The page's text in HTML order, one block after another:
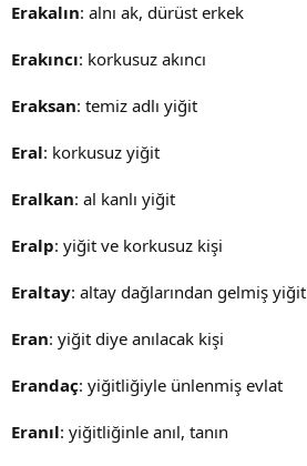
n
Erakalın: alnı ak, dürüst erkek
Erakıncı: korkusuz akıncı
Eraksan: temiz adlı yiğit
Eral: korkusuz yiğit
Eralkan: al kanlı yiğit
Eralp: yiğit ve korkusuz kişi
Eraltay: altay dağlarından gelmiş yiğit
Eran: yiğit diye anılacak kişi
Erandaç: yiğitliğiyle ünlenmiş evlat
Eranıl: yiğitliğinle anıl, tanın